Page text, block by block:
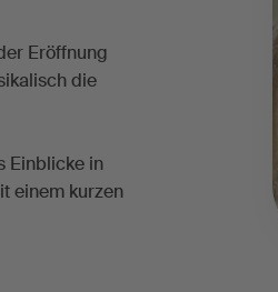
Eröffnung
die
Einblicke in
einem kurzen